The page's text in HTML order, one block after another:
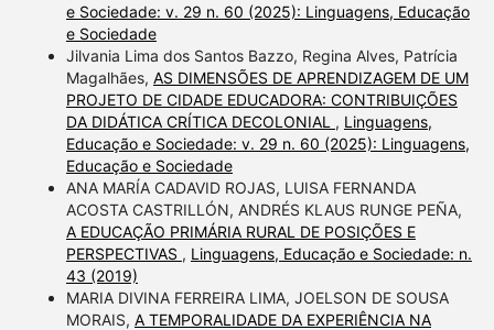
e Sociedade: v. 29 n. 60 (2025): Linguagens, Educação
e Sociedade
Jilvania Lima dos Santos Bazzo, Regina Alves, Patrícia
Magalhães, AS DIMENSÕES DE APRENDIZAGEM DE UM
PROJETO DE CIDADE EDUCADORA: CONTRIBUIÇÕES
DA DIDÁTICA CRÍTICA DECOLONIAL , Linguagens,
Educação e Sociedade: v. 29 n. 60 (2025): Linguagens,
Educação e Sociedade
ANA MARÍA CADAVID ROJAS, LUISA FERNANDA
ACOSTA CASTRILLÓN, ANDRÉS KLAUS RUNGE PEÑA,
A EDUCAÇÃO PRIMÁRIA RURAL DE POSIÇÕES E
PERSPECTIVAS , Linguagens, Educação e Sociedade: n.
43 (2019)
MARIA DIVINA FERREIRA LIMA, JOELSON DE SOUSA
MORAIS, A TEMPORALIDADE DA EXPERIÊNCIA NA